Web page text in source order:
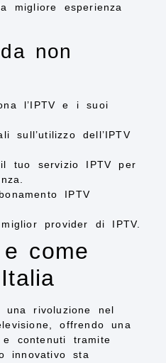
migliore esperienza
non
l’IPTV e i suoi
sull’utilizzo dell’IPTV
tuo servizio IPTV per
IPTV
provider di IPTV.
e come
una rivoluzione nel
offrendo una
contenuti tramite
innovativo sta